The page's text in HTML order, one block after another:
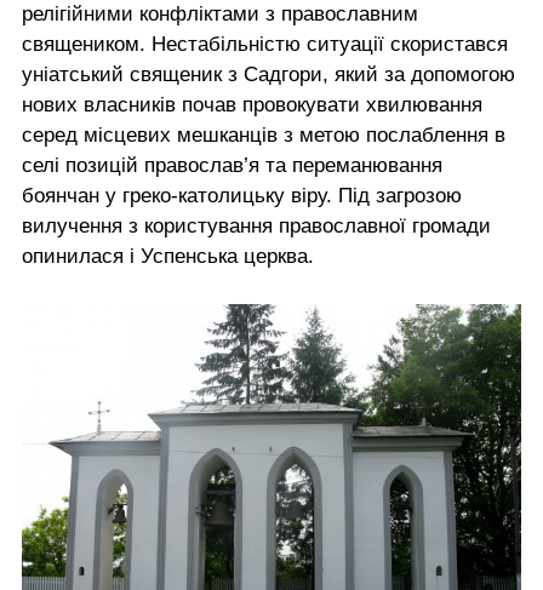
релігійними конфліктами з православним
священиком. Нестабільністю ситуації скористався
уніатський священик з Садгори, який за допомогою
нових власників почав провокувати хвилювання
серед місцевих мешканців з метою послаблення в
селі позицій православ’я та переманювання
боянчан у греко-католицьку віру. Під загрозою
вилучення з користування православної громади
опинилася і Успенська церква.